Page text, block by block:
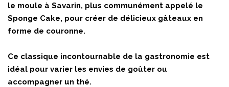
le moule à Savarin, plus communément appelé le
Sponge Cake, pour créer de délicieux gâteaux en
forme de couronne.
Ce classique incontournable de la gastronomie est
idéal pour varier les envies de goûter ou
accompagner un thé.